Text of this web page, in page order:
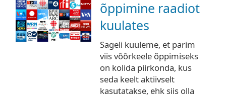
õppimine raadiot
kuulates
Sageli kuuleme, et parim
viis võõrkeele õppimiseks
on kolida piirkonda, kus
seda keelt aktiivselt
kasutatakse, ehk siis olla